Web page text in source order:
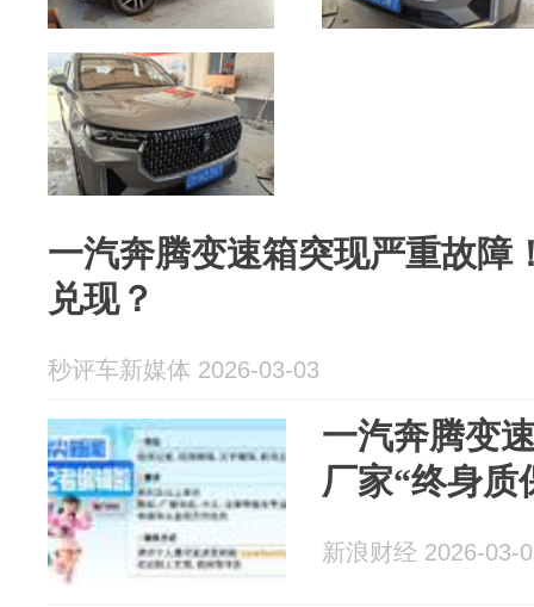
一汽奔腾变速箱突现严重故障
兑现？
秒评车新媒体 2026-03-03
一汽奔腾变
厂家“终身质
新浪财经 2026-03-